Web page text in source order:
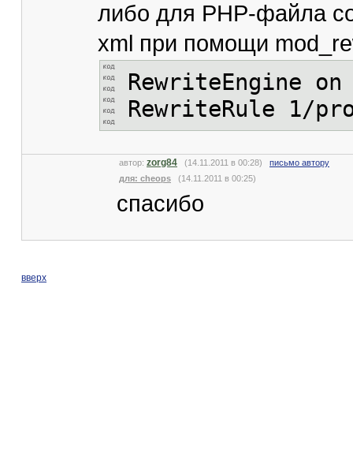
либо для PHP-файла
xml при помощи
RewriteEngine on
RewriteRule 1/
автор: zorg84 (14.11.2011 в 00:28) письмо автору
для: cheops (14.11.2011 в 00:25)
спасибо
вверх